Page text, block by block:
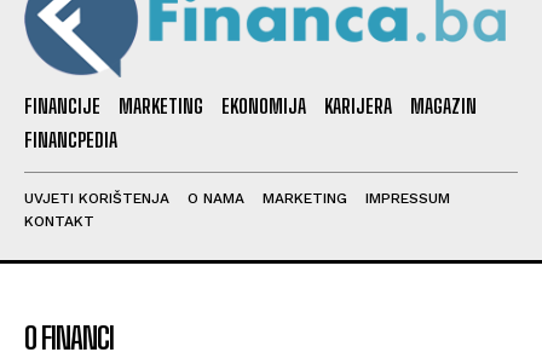
FINANCIJE MARKETING EKONOMIJA KARIJERA
MAGAZIN
FINANCPEDIA
UVJETI KORIŠTENJA O NAMA MARKETING
IMPRESSUM
KONTAKT
O FINANCI